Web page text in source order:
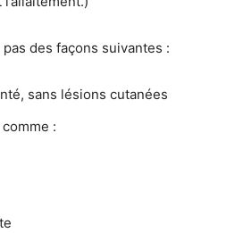
des façons suivantes :
sans lésions cutanées
: